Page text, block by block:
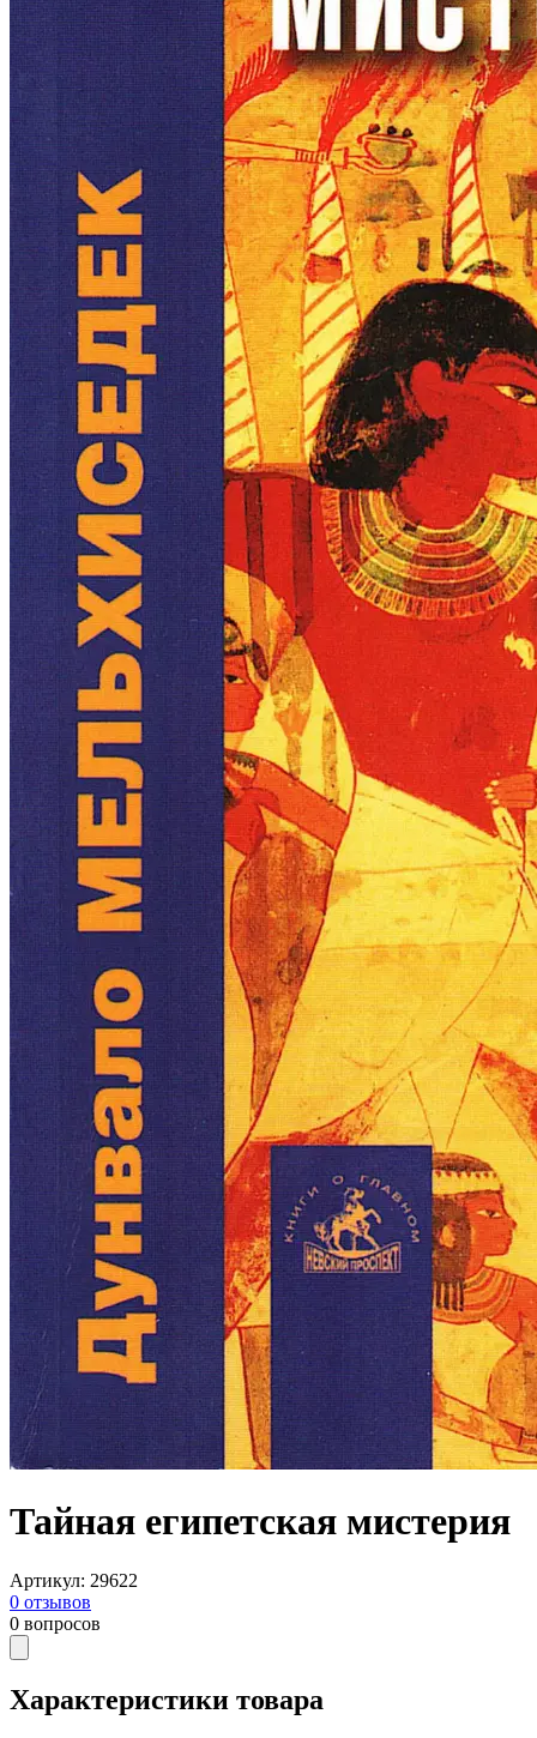
Тайная египетская мистерия
Артикул: 29622
0 отзывов
0 вопросов
Характеристики товара